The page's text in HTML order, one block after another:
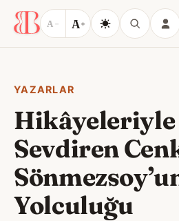
A − A+
YAZARLAR
Hikâyeleriyle
Sevdiren
Yolculuğu